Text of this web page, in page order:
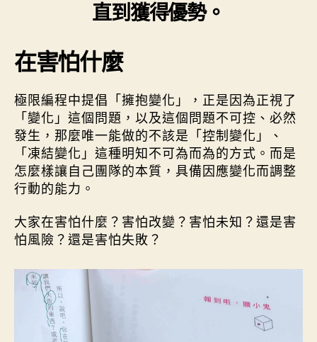
直到獲得優勢。
在害怕什麼
極限編程中提倡「擁抱變化」，正是因為正視了
「變化」這個問題，以及這個問題不可控、必然
發生，那麼唯一能做的不該是「控制變化」、
「凍結變化」這種明知不可為而為的方式。而是
怎麼樣讓自己團隊的本質，具備因應變化而調整
行動的能力。
大家在害怕什麼？害怕改變？害怕未知？還是害
怕風險？還是害怕失敗？